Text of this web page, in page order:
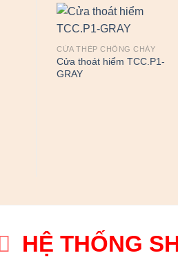
CỬA THÉP CHỐNG CHÁY
Cửa thoát hiểm TCC.P1-
GRAY
HỆ THỐNG